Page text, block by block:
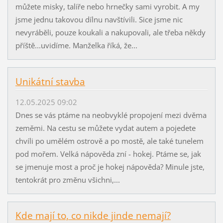
můžete misky, talíře nebo hrnečky sami vyrobit. A my
jsme jednu takovou dílnu navštívili. Sice jsme nic
nevyráběli, pouze koukali a nakupovali, ale třeba někdy
příště...uvidíme. Manželka říká, že...
Unikátní stavba
12.05.2025 09:02
Dnes se vás ptáme na neobvyklé propojení mezi dvěma
zeměmi. Na cestu se můžete vydat autem a pojedete
chvíli po umělém ostrově a po mostě, ale také tunelem
pod mořem. Velká nápověda zní - hokej. Ptáme se, jak
se jmenuje most a proč je hokej nápověda? Minule jste,
tentokrát pro změnu všichni,...
Kde mají to, co nikde jinde nemají?